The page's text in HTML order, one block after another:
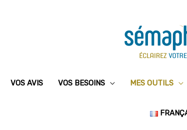
VOS AVIS VOS BESOINS MES OUTILS